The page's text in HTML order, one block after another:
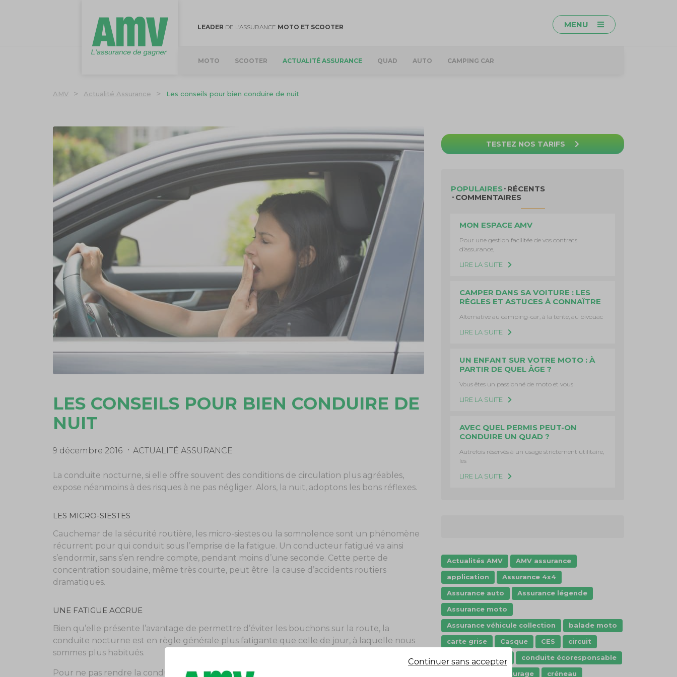
LEADER DE L’ASSURANCE MOTO ET SCOOTER MENU
MOTO SCOOTER ACTUALITÉ ASSURANCE QUAD AUTO CAMPING CAR
AMV > Actualité Assurance > Les conseils pour bien conduire de nuit
LES CONSEILS POUR BIEN CONDUIRE DE
NUIT
9 décembre 2016 ACTUALITÉ ASSURANCE
La conduite nocturne, si elle offre souvent des conditions de circulation plus agréables,
expose néanmoins à des risques à ne pas négliger. Alors, la nuit, adoptons les bons réflexes.
LES MICRO-SIESTES
Cauchemar de la sécurité routière, les micro-siestes ou la somnolence sont un phénomène
récurrent pour qui conduit sous l’emprise de la fatigue. Un conducteur fatigué va ainsi
s’endormir, sans s’en rendre compte, pendant moins d’une seconde. Cette perte de
concentration soudaine, même très courte, peut être la cause d’accidents routiers
dramatiques.
UNE FATIGUE ACCRUE
Bien qu’elle présente l’avantage de permettre d’éviter les bouchons sur la route, la
conduite nocturne est en règle générale plus fatigante que celle de jour, à laquelle nous
sommes plus habitués.
Pour ne pas rendre la conduite de nuit plus difficile encore, il est important de bien se
TESTEZ NOS TARIFS
POPULAIRES RÉCENTS
COMMENTAIRES
MON ESPACE AMV
Pour une gestion facilitée de vos contrats
d’assurance,
LIRE LA SUITE
CAMPER DANS SA VOITURE : LES
RÈGLES ET ASTUCES À CONNAÎTRE
Alternative au camping-car, à la tente, au bivouac
LIRE LA SUITE
UN ENFANT SUR VOTRE MOTO : À
PARTIR DE QUEL ÂGE ?
Vous êtes un passionné de moto et vous
LIRE LA SUITE
AVEC QUEL PERMIS PEUT-ON
CONDUIRE UN QUAD ?
Autrefois réservés à un usage strictement utilitaire,
les
LIRE LA SUITE
Actualités AMV
AMV assurance
application
Assurance 4x4
Assurance auto
Assurance légende
Assurance moto
Assurance véhicule collection
balade moto
carte grise
Casque CES
circuit
code de la route
conduite écoresponsable
covoiturage
créneau
Continuer sans accepter